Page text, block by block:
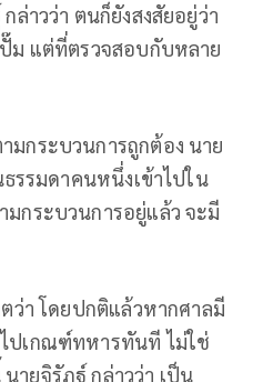
ล่าวว่า ตนก็ยังสงสัยอยู่ว่า
ปั๊ม แต่ที่ตรวจสอบกับหลาย
มกระบวนการถูกต้อง นาย
ธรรมดาคนหนึ่งเข้าไปใน
มกระบวนการอยู่แล้ว จะมี
ตว่า โดยปกติแล้วหากศาลมี
ปเกณฑ์ทหารทันที ไม่ใช่
ายจิรัฏฐ์ กล่าวว่า เป็น